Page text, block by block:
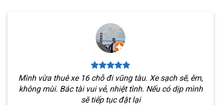
Mình vừa thuê xe 16 chỗ đi vũng tàu. Xe sạch sẽ, êm,
không mùi. Bác tài vui vẻ, nhiệt tình. Nếu có dịp mình
sẽ tiếp tục đặt lại